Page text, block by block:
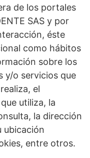
de los portales
SAS y por
éste
como hábitos
sobre los
y/o servicios que
el
utiliza, la
la dirección
ubicación
entre otros.